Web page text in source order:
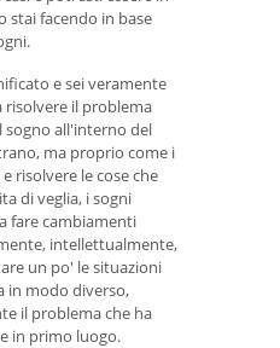
stai facendo in base
e sei veramente
risolvere il problema
all'interno del
ma proprio come i
risolvere le cose che
di veglia, i sogni
fare cambiamenti
intellettualmente,
un po' le situazioni
in modo diverso,
il problema che ha
in primo luogo.